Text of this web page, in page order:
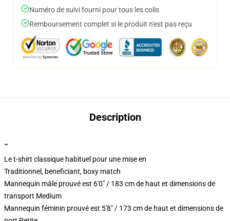
Numéro de suivi fourni pour tous les colis
Remboursement complet si le produit n'est pas reçu
Description
""
Le t-shirt classique habituel pour une mise en
Traditionnel, beneficiant, boxy match
Mannequin mâle prouvé est 6'0" / 183 cm de haut et dimensions de
transport Medium
Mannequin féminin prouvé est 5'8" / 173 cm de haut et dimensions de